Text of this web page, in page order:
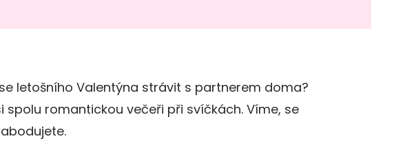
letošního Valentýna strávit s partnerem doma?
spolu romantickou večeři při svíčkách. Víme, se